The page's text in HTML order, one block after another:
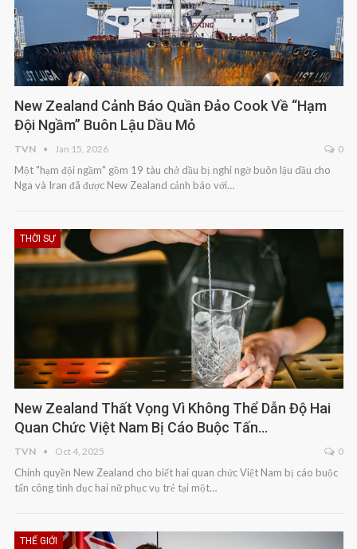
New Zealand Cảnh Báo Quần Đảo Cook Về “hạm
Đội Ngầm” Buôn Lậu Dầu Mỏ
TVN Jan 15, 2026 0
Một "hạm đội ngầm" gồm 19 tàu chở dầu bị nghi ngờ buôn lậu dầu cho
Nga và Iran đã được New Zealand cảnh báo với…
THỜI SỰ
New Zealand Thất Vọng Vì Không Thể Dẫn Độ Hai
Quan Chức Việt Nam Bị Cáo Buộc Tấn…
TVN Oct 4, 2025 0
Chính quyền New Zealand cho biết hai quan chức Việt Nam bị cáo buộc
tấn công tình dục hai nữ phục vụ trẻ tại một…
THẾ GIỚI